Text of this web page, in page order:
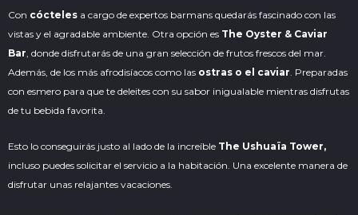
Con cócteles a cargo de expertos barmans quedarás fascinado con las
vistas y el agradable ambiente. Otra opción es The Oyster & Caviar
Bar , donde disfrutarás de una gran selección de frutos frescos del mar.
Además, de los más afrodisíacos como las ostras o el caviar . Preparadas
con esmero para que te deleites con su sabor inigualable mientras disfrutas
de tu bebida favorita.
Esto lo conseguirás justo al lado de la increíble The Ushuaïa Tower,
incluso puedes solicitar el servicio a la habitación. Una excelente manera de
disfrutar unas relajantes vacaciones.